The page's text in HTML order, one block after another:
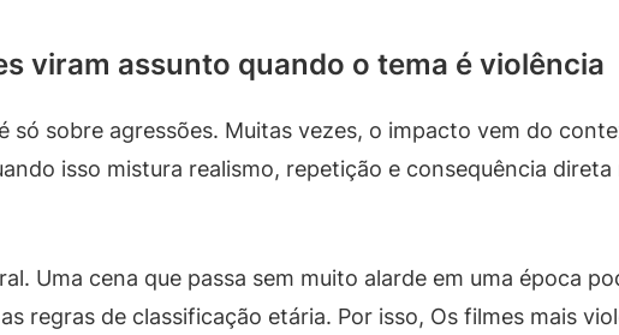
viram assunto quando o tema é violência
só sobre agressões. Muitas vezes, o impacto vem do
isso mistura realismo, repetição e consequência
Uma cena que passa sem muito alarde em uma época
regras de classificação etária. Por isso, Os filmes mais